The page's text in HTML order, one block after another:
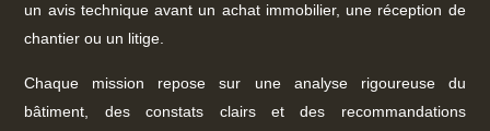
un avis technique avant un achat immobilier, une réception de
chantier ou un litige.
Chaque mission repose sur une analyse rigoureuse du
bâtiment, des constats clairs et des recommandations